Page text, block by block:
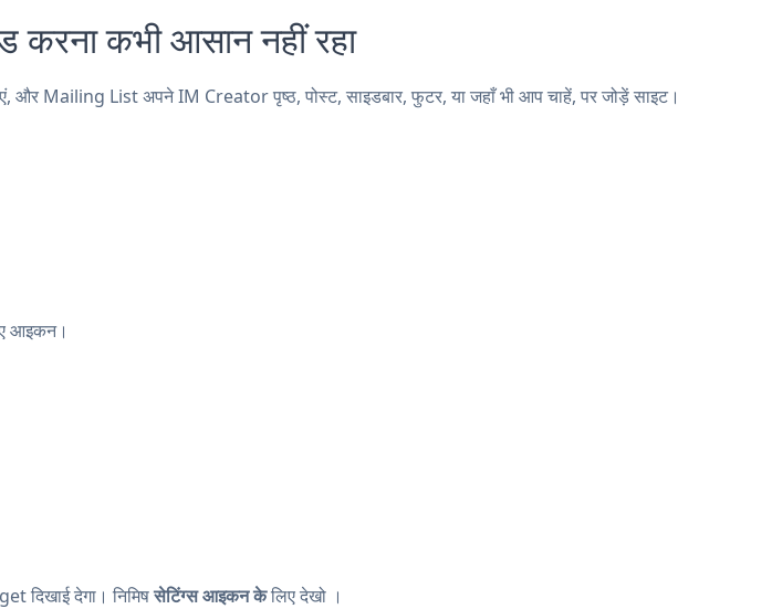
कभी आसान नहीं रहा
Mailing List अपने IM Creator पृष्ठ, पोस्ट, साइडबार, फुटर, या जहाँ भी आप चाहें, पर जोड़ें साइट।
आइकन।
दिखाई देगा। निमिषसेटिंग्स आइकन केलिए देखो ।